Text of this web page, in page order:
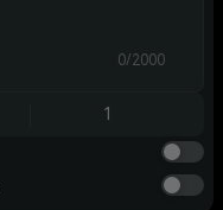
0/2000
1